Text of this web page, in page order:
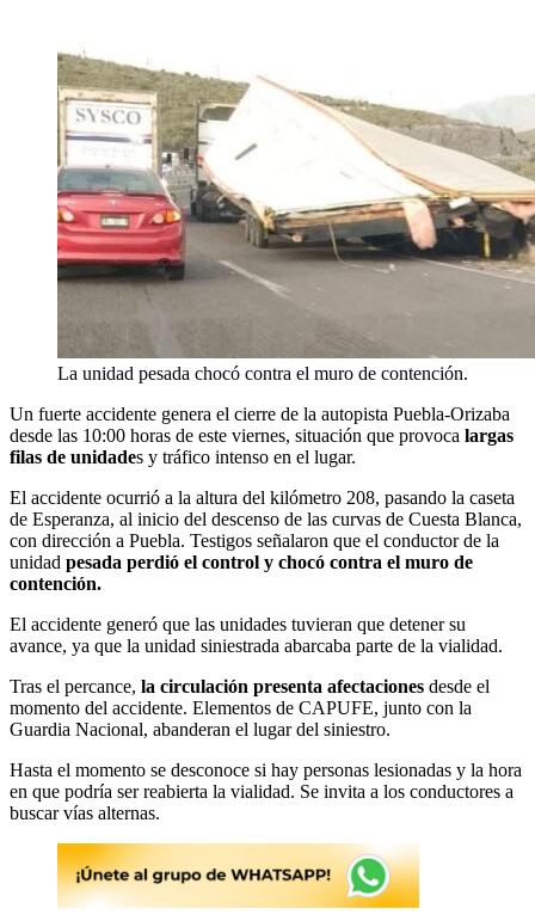
La unidad pesada chocó contra el muro de contención.
Un fuerte accidente genera el cierre de la autopista Puebla-Orizaba
desde las 10:00 horas de este viernes, situación que provoca largas
filas de unidades y tráfico intenso en el lugar.
El accidente ocurrió a la altura del kilómetro 208, pasando la caseta
de Esperanza, al inicio del descenso de las curvas de Cuesta Blanca,
con dirección a Puebla. Testigos señalaron que el conductor de la
unidad pesada perdió el control y chocó contra el muro de
contención.
El accidente generó que las unidades tuvieran que detener su
avance, ya que la unidad siniestrada abarcaba parte de la vialidad.
Tras el percance, la circulación presenta afectaciones desde el
momento del accidente. Elementos de CAPUFE, junto con la
Guardia Nacional, abanderan el lugar del siniestro.
Hasta el momento se desconoce si hay personas lesionadas y la hora
en que podría ser reabierta la vialidad. Se invita a los conductores a
buscar vías alternas.